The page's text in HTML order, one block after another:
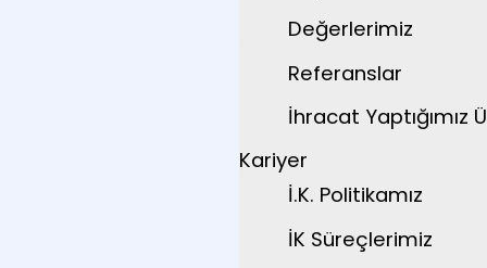
Değerlerimiz
Referanslar
İhracat Yaptığımız
Kariyer
İ.K. Politikamız
İK Süreçlerimiz